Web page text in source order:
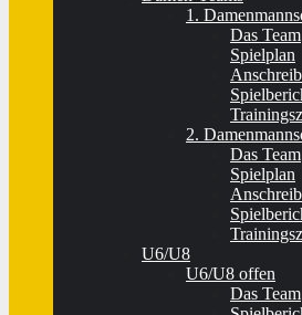
1.
Das Team
Spielplan
2.
Das Team
Spielplan
U6/U8
U6/U8 offen
Das Team